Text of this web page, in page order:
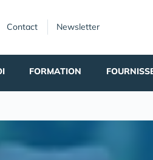
Contact Newsletter
FORMATION